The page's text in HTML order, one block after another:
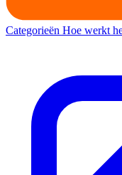
Categorieën Hoe werkt